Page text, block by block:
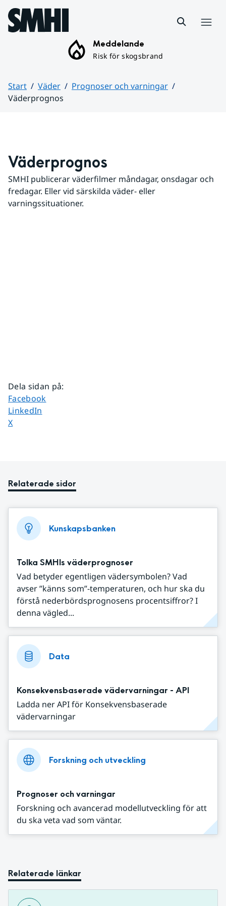
Hoppa till sidans innehåll
Meddelande
Risk för skogsbrand
Start Väder
Prognoser och varningar
Väderprognos
Väderprognos
SMHI publicerar väderfilmer måndagar, onsdagar och
fredagar. Eller vid särskilda väder- eller
varningssituationer.
Dela sidan på:
Dela sidan på
Facebook
Dela sidan på
LinkedIn
Dela sidan på
X
Relaterade sidor
Kunskapsbanken
Tolka SMHIs väderprognoser
Vad betyder egentligen vädersymbolen? Vad
avser ”känns som”-temperaturen, och hur ska du
förstå nederbördsprognosens procentsiffror? I
denna vägled...
Data
Konsekvensbaserade vädervarningar - API
Ladda ner API för Konsekvensbaserade
vädervarningar
Forskning och utveckling
Prognoser och varningar
Forskning och avancerad modellutveckling för att
du ska veta vad som väntar.
Relaterade länkar